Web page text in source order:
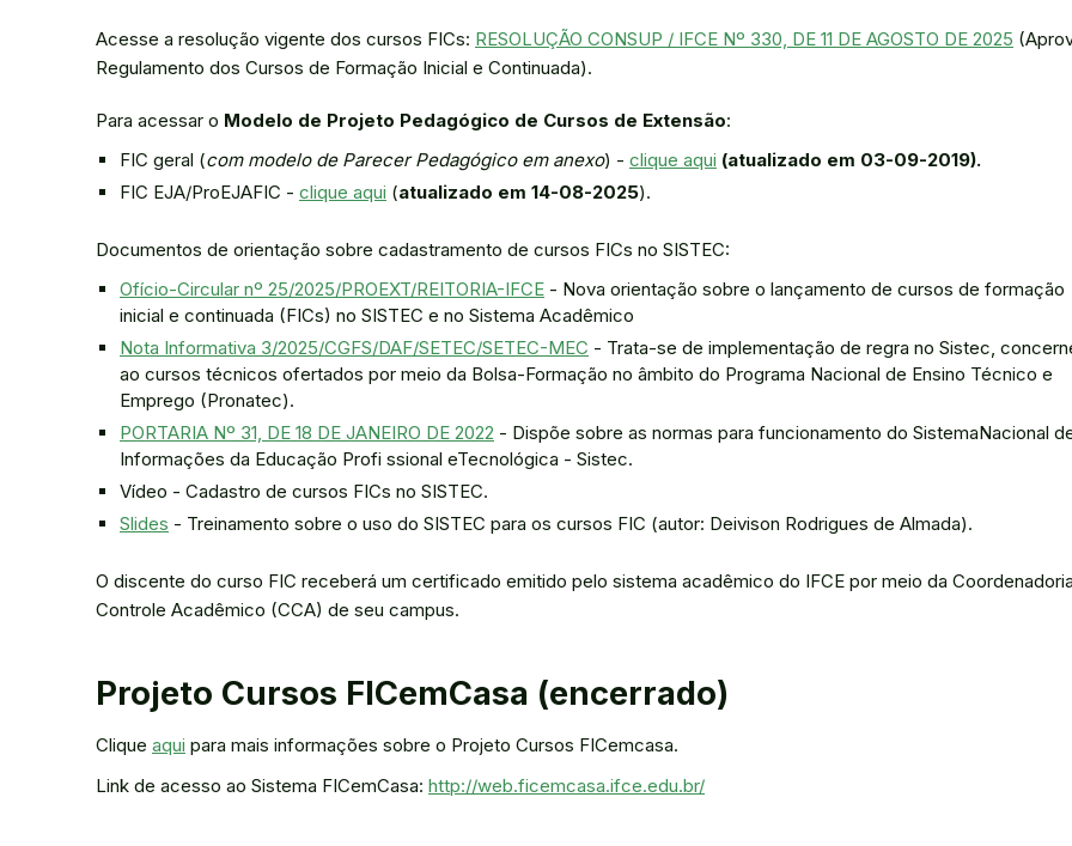
Acesse a resolução vigente dos cursos FICs: RESOLUÇÃO CONSUP / IFCE Nº 330, DE 11 DE AGOSTO DE 2025
Regulamento dos Cursos de Formação Inicial e Continuada).
Para acessar o Modelo de Projeto Pedagógico de Cursos de Extensão:
FIC geral (com modelo de Parecer Pedagógico em anexo) - clique aqui (atualizado em 03-09-2019).
FIC EJA/ProEJAFIC - clique aqui (atualizado em 14-08-2025).
Documentos de orientação sobre cadastramento de cursos FICs no SISTEC:
Ofício-Circular nº 25/2025/PROEXT/REITORIA-IFCE - Nova orientação sobre o lançamento de cursos de formação
inicial e continuada (FICs) no SISTEC e no Sistema Acadêmico
Nota Informativa 3/2025/CGFS/DAF/SETEC/SETEC-MEC - Trata-se de implementação de regra no Sistec,
ao cursos técnicos ofertados por meio da Bolsa-Formação no âmbito do Programa Nacional de Ensino Técnico e
Emprego (Pronatec).
PORTARIA Nº 31, DE 18 DE JANEIRO DE 2022 - Dispõe sobre as normas para funcionamento do SistemaNacional
Informações da Educação Profi ssional eTecnológica - Sistec.
Vídeo - Cadastro de cursos FICs no SISTEC.
Slides - Treinamento sobre o uso do SISTEC para os cursos FIC (autor: Deivison Rodrigues de Almada).
O discente do curso FIC receberá um certificado emitido pelo sistema acadêmico do IFCE por meio da
Controle Acadêmico (CCA) de seu campus.
Projeto Cursos FICemCasa (encerrado)
Clique aqui para mais informações sobre o Projeto Cursos FICemcasa.
Link de acesso ao Sistema FICemCasa: http://web.ficemcasa.ifce.edu.br/